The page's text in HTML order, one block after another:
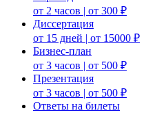
от 2 часов | от 300 ₽
Диссертация
от 15 дней | от 15000 ₽
Бизнес-план
от 3 часов | от 500 ₽
Презентация
от 3 часов | от 500 ₽
Ответы на билеты